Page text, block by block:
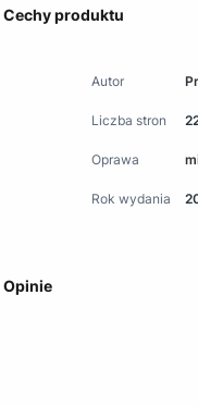
Cechy produktu
Autor
Liczba stron
Oprawa
Rok wydania
Opinie